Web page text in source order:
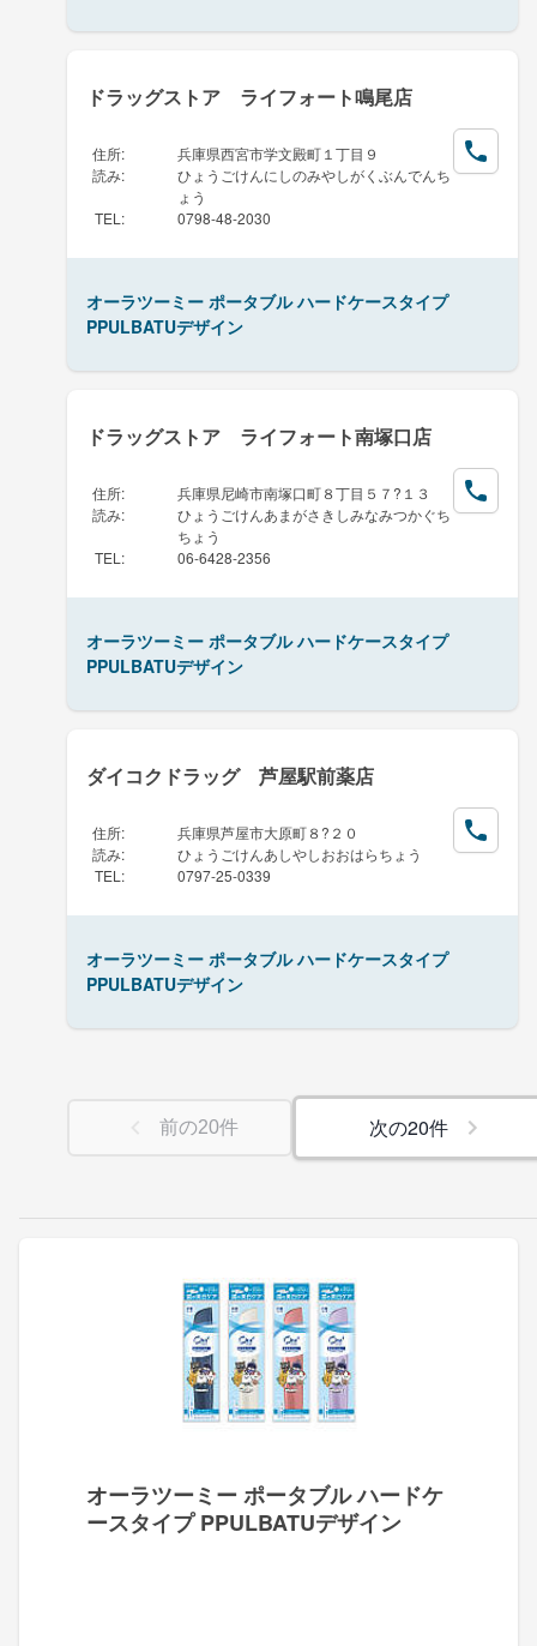
オーラツーミー ポータブル ハードケ
ースタイプ PPULBATUデザイン
ドラッグストア ライフォート鳴尾店
住所:
兵庫県西宮市学文殿町１丁目９
読み:
ひょうごけんにしのみやしがくぶんでんち
ょう
TEL : 0798-48-2030
オーラツーミー ポータブル ハードケースタイプ
PPULBATUデザイン
ドラッグストア ライフォート南塚口店
住所:
兵庫県尼崎市南塚口町８丁目５７?１３
読み:
ひょうごけんあまがさきしみなみつかぐち
ちょう
TEL : 06-6428-2356
オーラツーミー ポータブル ハードケースタイプ
PPULBATUデザイン
ダイコクドラッグ 芦屋駅前薬店
住所:
兵庫県芦屋市大原町８?２０
読み:
ひょうごけんあしやしおおはらちょう
TEL : 0797-25-0339
オーラツーミー ポータブル ハードケースタイプ
PPULBATUデザイン
前の20件 次の20件